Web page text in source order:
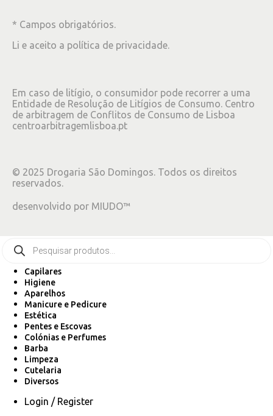
* Campos obrigatórios.
Li e aceito a política de privacidade.
Em caso de litígio, o consumidor pode recorrer a uma
Entidade de Resolução de Litígios de Consumo. Centro
de arbitragem de Conflitos de Consumo de Lisboa
centroarbitragemlisboa.pt
© 2025 Drogaria São Domingos. Todos os direitos
reservados.
desenvolvido por MIUDO™
Capilares
Higiene
Aparelhos
Manicure e Pedicure
Estética
Pentes e Escovas
Colónias e Perfumes
Barba
Limpeza
Cutelaria
Diversos
Login / Register